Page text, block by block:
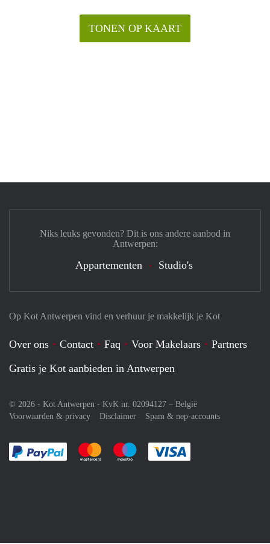
TONEN OP KAART
Op Kot Antwerpen vind en verhuur je makkelijk je Kot
Over ons Contact Faq Voor Makelaars
Partners
Gratis je Kot aanbieden in Antwerpen
© 2026 - Kot Antwerpen - KvK nr. 02094127 – België
Voorwaarden & privacy
Disclaimer Spam & nep-accounts
Je rekent gemakkelijk af met Paypal
Je rekent gemakkelijk af met Mastercard
Je rekent gemakkelijk af met Meastro
Niks leuks gevonden? Dit is ons andere aanbod in
Antwerpen:
Appartementen Studio's